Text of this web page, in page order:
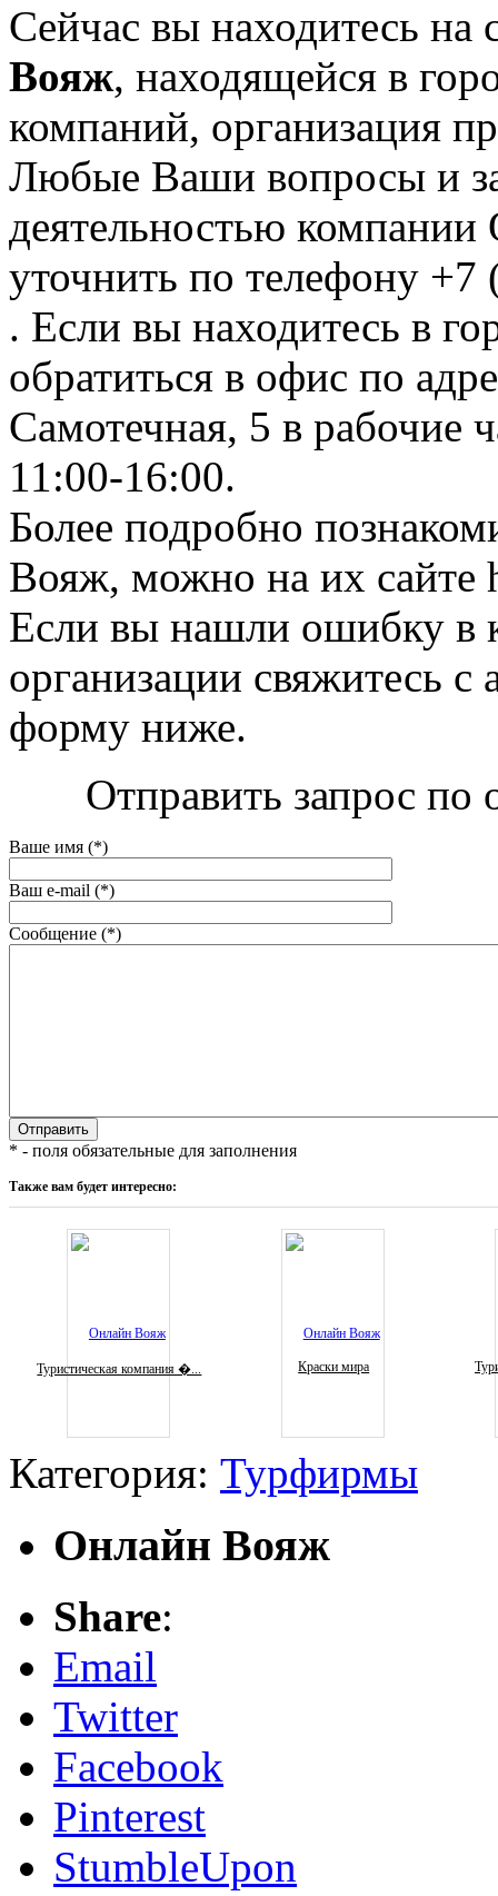
Сейчас вы находитесь на
Вояж, находящейся в
компаний, организация
Любые Ваши вопросы и
деятельностью
уточнить по телефону
. Если вы находитесь в
обратиться в офис по
Самотечная, 5 в рабочие
11:00-16:00.
Более подробно
Вояж, можно на их сайте
Если вы нашли ошибку в
организации свяжитесь
форму ниже.
Отправить запрос
Ваше имя (*)
Ваш e-mail (*)
Сообщение (*)
* - поля обязательные для заполнения
Также вам будет интересно:
Туристическая компания �... Краски мира
Категория: Турфирмы
Онлайн Вояж
Share:
Email
Twitter
Facebook
Pinterest
StumbleUpon